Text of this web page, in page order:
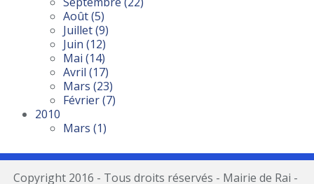
Août(5)
Juillet(9)
Juin (12)
Mai (14)
Avril (17)
Mars (23)
Février(7)
2010
Mars (1)
Copyright 2016 - Tous droits réservés - Mairie de Rai -